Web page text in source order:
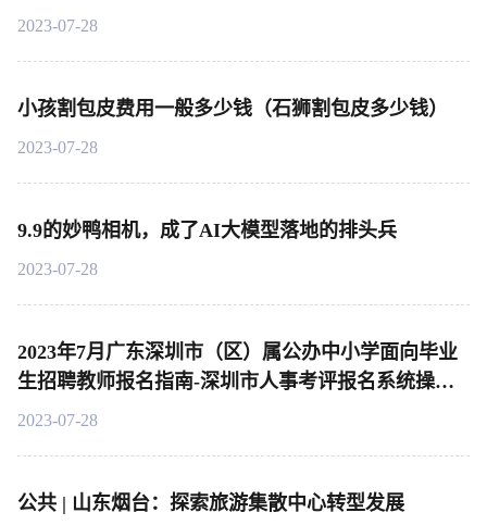
2023-07-28
小孩割包皮费用一般多少钱（石狮割包皮多少钱）
2023-07-28
9.9的妙鸭相机，成了AI大模型落地的排头兵
2023-07-28
2023年7月广东深圳市（区）属公办中小学面向毕业
生招聘教师报名指南-深圳市人事考评报名系统操作
说明
2023-07-28
公共 | 山东烟台：探索旅游集散中心转型发展